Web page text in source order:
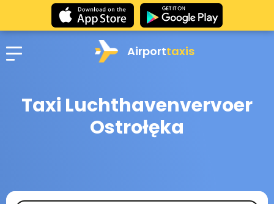
Airporttaxis
Taxi Luchthavenvervoer
Ostrołęka